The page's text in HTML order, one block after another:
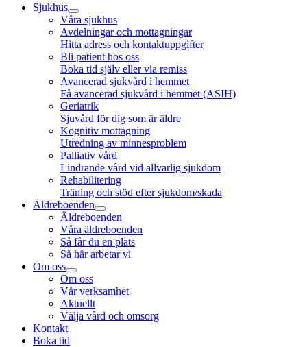
Sjukhus
Våra sjukhus
Avdelningar och mottagningar
Hitta adress och kontaktuppgifter
Bli patient hos oss
Boka tid själv eller via remiss
Avancerad sjukvård i hemmet
Få avancerad sjukvård i hemmet (ASIH)
Geriatrik
Sjuvård för dig som är äldre
Kognitiv mottagning
Utredning av minnesproblem
Palliativ vård
Lindrande vård vid allvarlig sjukdom
Rehabilitering
Träning och stöd efter sjukdom/skada
Äldreboenden
Äldreboenden
Våra äldreboenden
Så får du en plats
Så här arbetar vi
Om oss
Om oss
Vår verksamhet
Aktuellt
Välja vård och omsorg
Kontakt
Boka tid